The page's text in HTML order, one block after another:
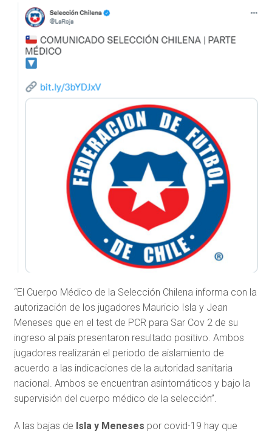
“El Cuerpo Médico de la Selección Chilena informa con la
autorización de los jugadores Mauricio Isla y Jean
Meneses que en el test de PCR para Sar Cov 2 de su
ingreso al país presentaron resultado positivo. Ambos
jugadores realizarán el periodo de aislamiento de
acuerdo a las indicaciones de la autoridad sanitaria
nacional. Ambos se encuentran asintomáticos y bajo la
supervisión del cuerpo médico de la selección”.
A las bajas de Isla y Meneses por covid-19 hay que